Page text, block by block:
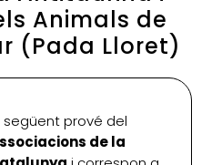
Animals de
(Pada Lloret)
següent prové del
de la